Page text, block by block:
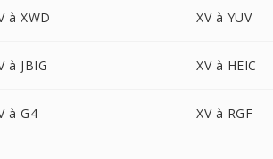
à XWD XV à YUV
à JBIG XV à HEIC
à G4 XV à RGF